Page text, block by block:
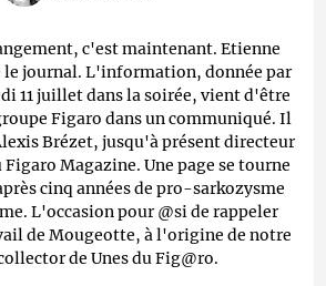
c'est maintenant. Etienne
journal. L'information, donnée par
11 juillet dans la soirée, vient d'être
Figaro dans un communiqué. Il
Brézet, jusqu'à présent directeur
Magazine. Une page se tourne
cinq années de pro-sarkozysme
L'occasion pour @si de rappeler
de Mougeotte, à l'origine de notre
de Unes du Fig@ro.